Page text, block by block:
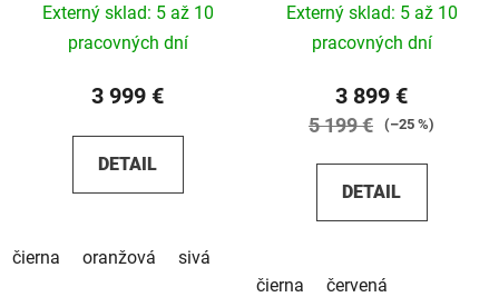
Externý sklad: 5 až 10
pracovných dní
3 999 €
DETAIL
čierna oranžová sivá
Externý sklad: 5 až 10
pracovných dní
3 899 €
5 199 € (–25 %)
DETAIL
čierna červená